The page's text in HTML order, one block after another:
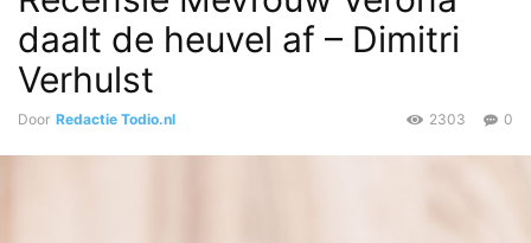
daalt de heuvel af – Dimitri
Verhulst
Door Redactie Todio.nl 0
2303